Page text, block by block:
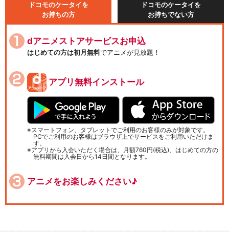
ドコモのケータイを
お持ちの方
ドコモのケータイを
お持ちでない方
dアニメストアサービスお申込
はじめての方は初月無料でアニメが見放題！
アプリ無料インストール
スマートフォン、タブレットでご利用のお客様のみが対象です。
PCでご利用のお客様はブラウザ上でサービスをご利用いただけま
す。
アプリから入会いただく場合は、月額760円(税込)、はじめての方の
無料期間は入会日から14日間となります。
アニメをお楽しみください♪